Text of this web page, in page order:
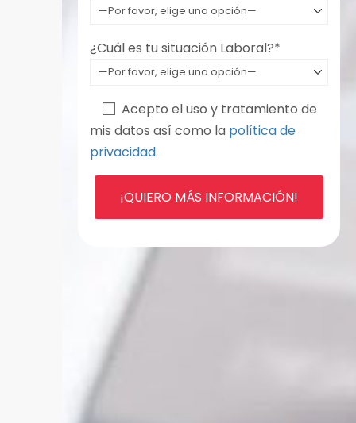
¿Cuál es tu situación Laboral?*
Acepto el uso y tratamiento de
mis datos así como la política de
privacidad.